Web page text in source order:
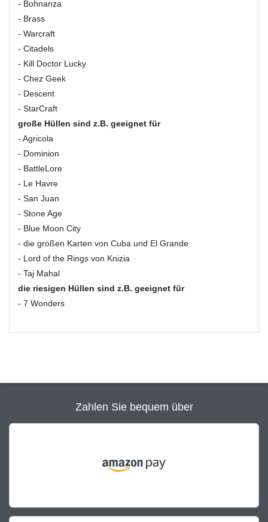
- Bohnanza
- Brass
- Warcraft
- Citadels
- Kill Doctor Lucky
- Chez Geek
- Descent
- StarCraft
große Hüllen sind z.B. geeignet für
- Agricola
- Dominion
- BattleLore
- Le Havre
- San Juan
- Stone Age
- Blue Moon City
- die großen Karten von Cuba und El Grande
- Lord of the Rings von Knizia
- Taj Mahal
die riesigen Hüllen sind z.B. geeignet für
- 7 Wonders
Zahlen Sie bequem über